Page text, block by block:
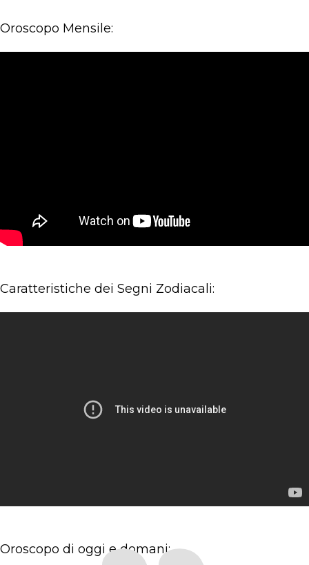
Oroscopo Mensile:
Caratteristiche dei Segni Zodiacali:
Oroscopo di oggi e domani: